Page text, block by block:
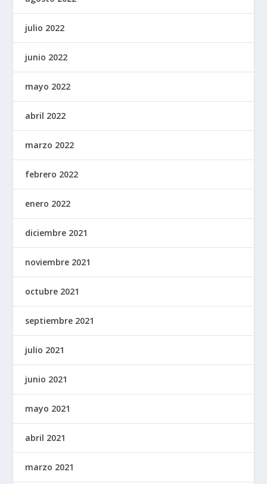
julio 2022
junio 2022
mayo 2022
abril 2022
marzo 2022
febrero 2022
enero 2022
diciembre 2021
noviembre 2021
octubre 2021
septiembre 2021
julio 2021
junio 2021
mayo 2021
abril 2021
marzo 2021